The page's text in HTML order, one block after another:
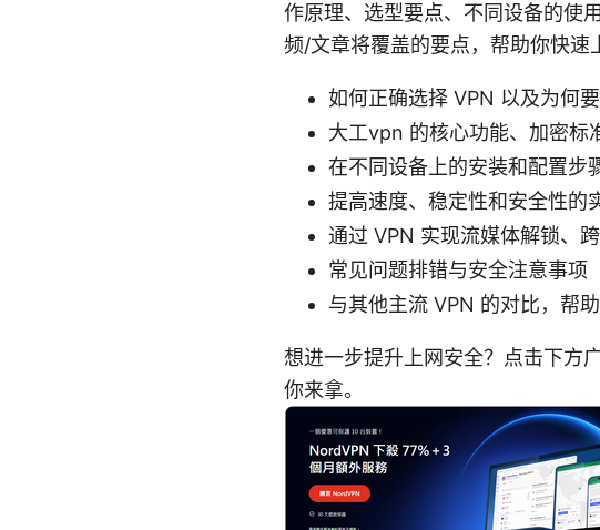
作原理、选型要点、不同设备的使
频/文章将覆盖的要点，帮助你快速
如何正确选择 VPN 以及为何
大工vpn 的核心功能、加密标
在不同设备上的安装和配置步
提高速度、稳定性和安全性的
通过 VPN 实现流媒体解锁、
常见问题排错与安全注意事项
与其他主流 VPN 的对比，帮
想进一步提升上网安全？点击下方
你来拿。